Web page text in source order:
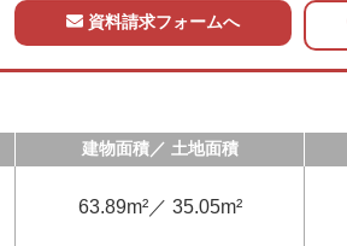
資料請求フォームへ
建物面積／ 土地面積
63.89m²／ 35.05m²